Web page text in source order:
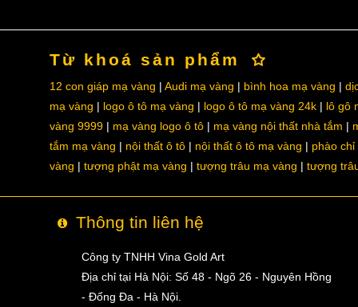
Từ khoá sản phẩm
12 con giáp mạ vàng Audi mạ vàng bình hoa mạ vàng
mạ vàng
logo ô tô mạ vàng logo ô tô mạ vàng 24k
lô gô
vàng 9999
mạ vàng logo ô tô mạ vàng nội thất nhà tắm
tắm mạ vàng
nội thất ô tô nội thất ô tô mạ vàng
phào chỉ
vàng
tượng phật mạ vàng tượng trâu mạ vàng tượng
Thông tin liên hệ
Công ty TNHH Vina Gold Art
Địa chỉ tại Hà Nội: Số 48 - Ngõ 26 - Nguyên Hồng
- Đống Đa - Hà Nội.